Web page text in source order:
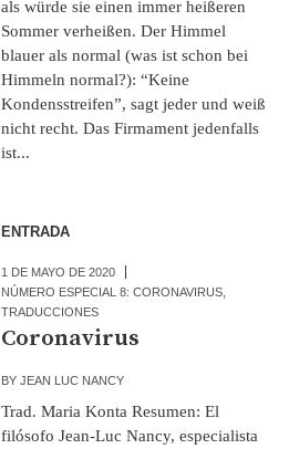
als würde sie einen immer heißeren
Sommer verheißen. Der Himmel
blauer als normal (was ist schon bei
Himmeln normal?): “Keine
Kondensstreifen”, sagt jeder und weiß
nicht recht. Das Firmament jedenfalls
ist...
ENTRADA
1 DE MAYO DE 2020
NÚMERO ESPECIAL 8: CORONAVIRUS
TRADUCCIONES
Coronavirus
BYJEAN LUC NANCY
Trad. Maria Konta Resumen: El
filósofo Jean-Luc Nancy, especialista